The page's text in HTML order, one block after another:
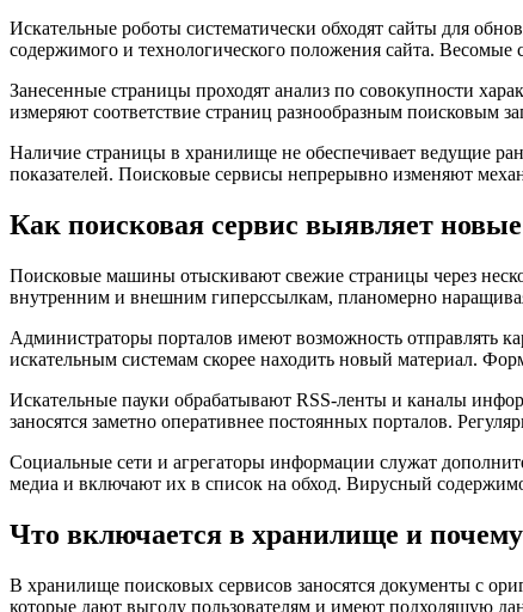
Искательные роботы систематически обходят сайты для
содержимого и технологического положения сайта.
Занесенные страницы проходят анализ по совокупности
измеряют соответствие страниц разнообразным поисковым
Наличие страницы в хранилище не обеспечивает ведущие
показателей. Поисковые сервисы непрерывно изменяют
Как поисковая сервис выявляет
Поисковые машины отыскивают свежие страницы через
внутренним и внешним гиперссылкам, планомерно
Администраторы порталов имеют возможность отправлять
искательным системам скорее находить новый материал.
Искательные пауки обрабатывают RSS-ленты и каналы
заносятся заметно оперативнее постоянных порталов.
Социальные сети и агрегаторы информации служат
медиа и включают их в список на обход. Вирусный
Что включается в хранилище и
В хранилище поисковых сервисов заносятся документы с
которые дают выгоду пользователям и имеют подходящую